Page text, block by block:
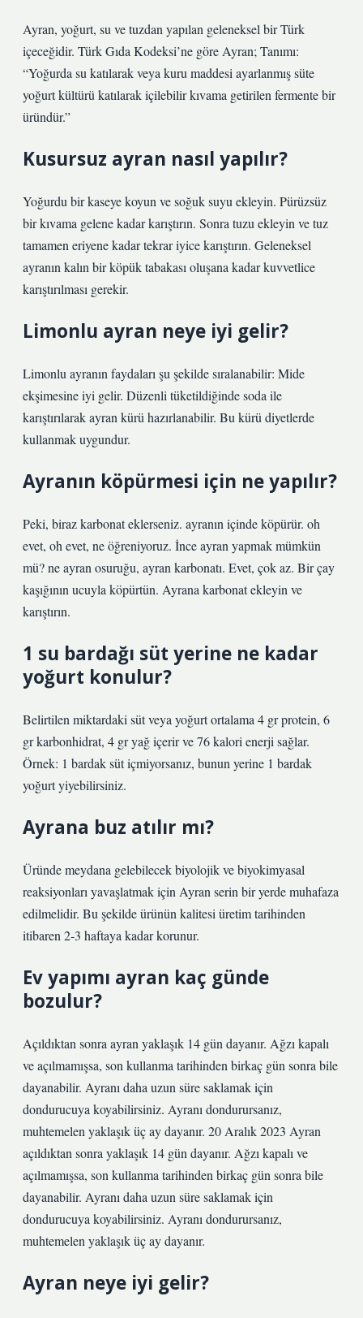
Ayran, yoğurt, su ve tuzdan yapılan geleneksel bir Türk
içeceğidir. Türk Gıda Kodeksi’ne göre Ayran; Tanımı:
“Yoğurda su katılarak veya kuru maddesi ayarlanmış süte
yoğurt kültürü katılarak içilebilir kıvama getirilen fermente bir
üründür.”
Kusursuz ayran nasıl yapılır?
Yoğurdu bir kaseye koyun ve soğuk suyu ekleyin. Pürüzsüz
bir kıvama gelene kadar karıştırın. Sonra tuzu ekleyin ve tuz
tamamen eriyene kadar tekrar iyice karıştırın. Geleneksel
ayranın kalın bir köpük tabakası oluşana kadar kuvvetlice
karıştırılması gerekir.
Limonlu ayran neye iyi gelir?
Limonlu ayranın faydaları şu şekilde sıralanabilir: Mide
ekşimesine iyi gelir. Düzenli tüketildiğinde soda ile
karıştırılarak ayran kürü hazırlanabilir. Bu kürü diyetlerde
kullanmak uygundur.
Ayranın köpürmesi için ne yapılır?
Peki, biraz karbonat eklerseniz. ayranın içinde köpürür. oh
evet, oh evet, ne öğreniyoruz. İnce ayran yapmak mümkün
mü? ne ayran osuruğu, ayran karbonatı. Evet, çok az. Bir çay
kaşığının ucuyla köpürtün. Ayrana karbonat ekleyin ve
karıştırın.
1 su bardağı süt yerine ne kadar
yoğurt konulur?
Belirtilen miktardaki süt veya yoğurt ortalama 4 gr protein, 6
gr karbonhidrat, 4 gr yağ içerir ve 76 kalori enerji sağlar.
Örnek: 1 bardak süt içmiyorsanız, bunun yerine 1 bardak
yoğurt yiyebilirsiniz.
Ayrana buz atılır mı?
Üründe meydana gelebilecek biyolojik ve biyokimyasal
reaksiyonları yavaşlatmak için Ayran serin bir yerde muhafaza
edilmelidir. Bu şekilde ürünün kalitesi üretim tarihinden
itibaren 2-3 haftaya kadar korunur.
Ev yapımı ayran kaç günde
bozulur?
Açıldıktan sonra ayran yaklaşık 14 gün dayanır. Ağzı kapalı
ve açılmamışsa, son kullanma tarihinden birkaç gün sonra bile
dayanabilir. Ayranı daha uzun süre saklamak için
dondurucuya koyabilirsiniz. Ayranı dondurursanız,
muhtemelen yaklaşık üç ay dayanır. 20 Aralık 2023 Ayran
açıldıktan sonra yaklaşık 14 gün dayanır. Ağzı kapalı ve
açılmamışsa, son kullanma tarihinden birkaç gün sonra bile
dayanabilir. Ayranı daha uzun süre saklamak için
dondurucuya koyabilirsiniz. Ayranı dondurursanız,
muhtemelen yaklaşık üç ay dayanır.
Ayran neye iyi gelir?